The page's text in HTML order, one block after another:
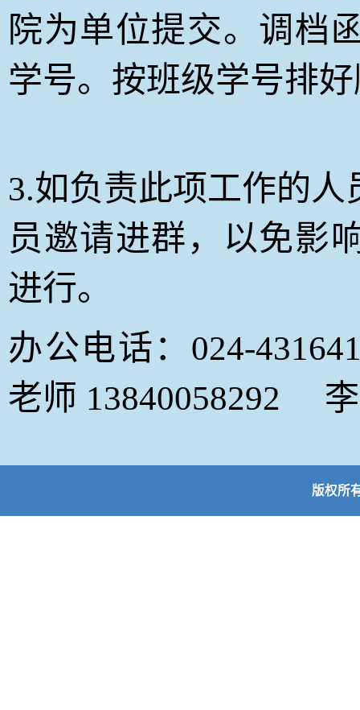
院为单位提交。调档
学号。按班级学号排
3.如负责此项工作的
员邀请进群，以免影
进行。
办公电话：024-
老师 13840058292 李
版权所